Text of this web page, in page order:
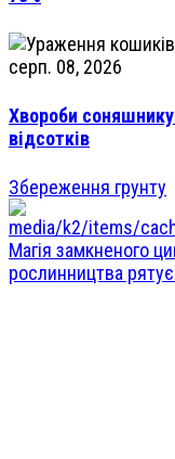
серп. 08, 2026
Хвороби
відсотків
Збереження грунту
Магія замкненого
рослинництва